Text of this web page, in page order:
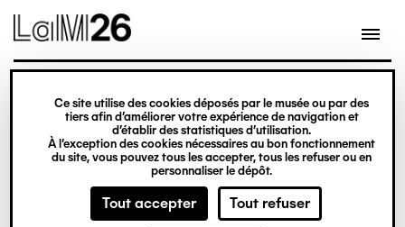
Gestion des cookies
Ce site utilise des cookies déposés par le musée ou par des
tiers afin d’améliorer votre expérience de navigation et
d’établir des statistiques d’utilisation.
À l’exception des cookies nécessaires au bon fonctionnement
du site, vous pouvez tous les accepter, tous les refuser ou en
personnaliser le dépôt.
Tout accepter Tout refuser
contenu
© Crédit photo : Nicolas Dewitte/LaM Lille
métropole musée d’art moderne d’art
contemporain et d’art brut